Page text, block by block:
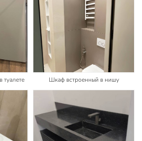
Шкаф встроенный в нишу